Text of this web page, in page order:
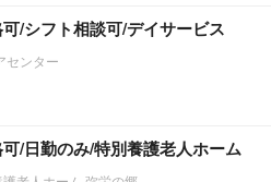
/シフト相談可/デイサービス
センター
/日勤のみ/特別養護老人ホーム